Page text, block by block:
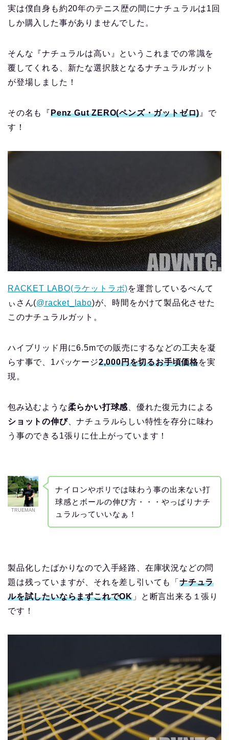
実は僕自身も約20年のテニス歴の間にナチュラルは1回
しか購入した事がありませんでした。
そんな『ナチュラルは高い』というこれまでの常識を
覆してくれる、新たな選択肢となるナチュラルガット
が登場しました！
その名も『Penz Gut ZERO(ペンズ・ガットゼロ) 』で
す！
RACKET LABO(ラケットラボ)を運営しているぺんて
ぃさん(@racket_labo)が、時間をかけて製品化させた
このナチュラルガット。
ハイブリッド用に6.5mでの販売にするなどの工夫を凝
らす事で、1パッケージ2,000円を切るお手頃価格を実
現。
包み込むような柔らかい打球感 、優れた復元力による
ショットの伸び、ナチュラルらしい特性を存分に味わ
う事のできる1張りに仕上がっています！
TRUEMAN
ナイロンやポリでは味わう事の出来ない打
球感とボールの伸び方・・・やっぱりナチ
ュラルっていいなぁ！
製品化したばかりなので入手経路、在庫状況などの問
題は残っていますが、それを差し引いても「 ナチュラ
ルを試したいならまずこれでOK 」と断言出来る１張り
です！